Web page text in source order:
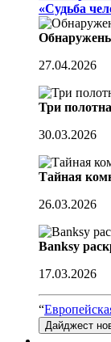
«Судьба
27.04.2026
Три
30.03.2026
Тайная
26.03.2026
Banksy
17.03.2026
“
Дайджест